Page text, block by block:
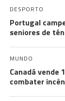
DESPORTO
Portugal
seniores de
MUNDO
Canadá vende
combater